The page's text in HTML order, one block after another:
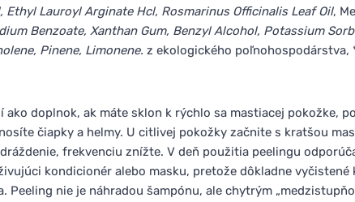
Ethyl Lauroyl Arginate Hcl, Rosmarinus Officinalis Leaf Oil,
Benzoate, Xanthan Gum, Benzyl Alcohol, Potassium
Pinene, Limonene. z ekologického
ako doplnok, ak máte sklon k rýchlo sa mastiacej pokožke,
čiapky a helmy. U citlivej pokožky začnite s kratšou
frekvenciu znížte. V deň použitia peelingu
kondicionér alebo masku, pretože dôkladne vyčistené
Peeling nie je náhradou šampónu, ale chytrým